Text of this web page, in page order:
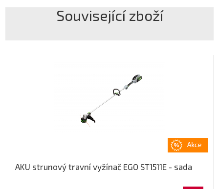
Související zboží
AKU strunový travní vyžínač EGO ST1511E - sada